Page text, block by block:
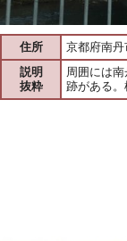
住所
京都府南
説明
抜粋
周囲には
跡がある。